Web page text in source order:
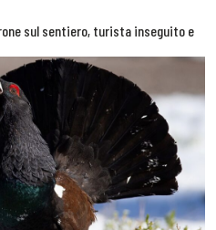
sul sentiero, turista inseguito e